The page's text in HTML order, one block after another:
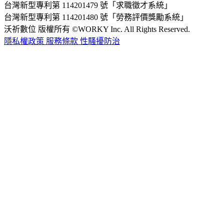
台灣新型專利第 114201479 號「求職徵才系統」
台灣新型專利第 114201480 號「勞務評價獎勵系統」
沃祈數位 版權所有 ©WORKY Inc. All Rights Reserved.
隱私權政策 服務條款 性騷擾防治